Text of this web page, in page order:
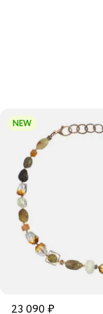
NEW
23 090 ₽